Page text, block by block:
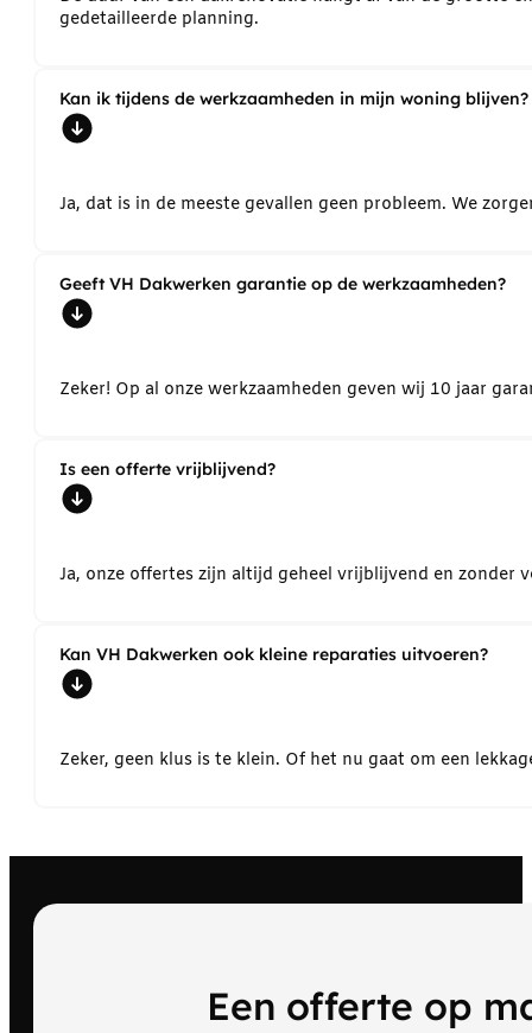
gedetailleerde planning.
Kan ik tijdens de werkzaamheden in mijn woning blijven?
Ja, dat is in de meeste gevallen geen probleem. We
Geeft VH Dakwerken garantie op de werkzaamheden?
Zeker! Op al onze werkzaamheden geven wij 10 jaar
Is een offerte vrijblijvend?
Ja, onze offertes zijn altijd geheel vrijblijvend en
Kan VH Dakwerken ook kleine reparaties uitvoeren?
Zeker, geen klus is te klein. Of het nu gaat om een
Een offerte op